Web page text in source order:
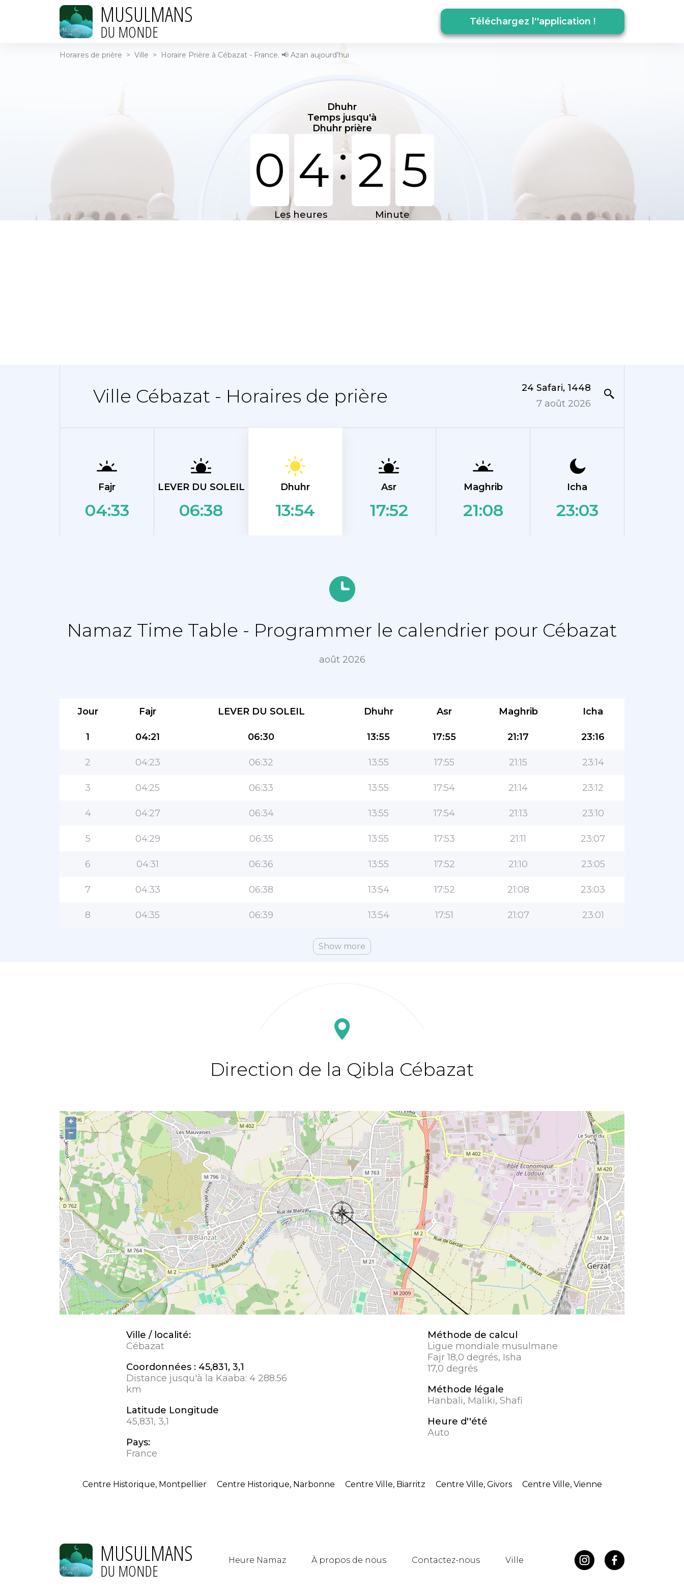
MUSULMANS
DU MONDE Téléchargez l''application !
Horaires de prière > Ville > Horaire Prière à Cébazat - France. 📢 Azan aujourd'hui
Dhuhr
Temps jusqu'à
Dhuhr prière
0 4:2 5
Les heures Minute
Ville Cébazat - Horaires de prière
24 Safari, 1448
7 août 2026
Fajr
04:33
LEVER DU SOLEIL
06:38
Dhuhr
13:54
Asr
17:52
Maghrib
21:08
Icha
23:03
Namaz Time Table - Programmer le calendrier pour Cébazat
août 2026
Jour Fajr LEVER DU SOLEIL Dhuhr Asr Maghrib Icha
1 04:21 06:30 13:55 17:55 21:17 23:16
2 04:23 06:32 13:55 17:55 21:15 23:14
3 04:25 06:33 13:55 17:54 21:14 23:12
4 04:27 06:34 13:55 17:54 21:13 23:10
5 04:29 06:35 13:55 17:53 21:11 23:07
6 04:31 06:36 13:55 17:52 21:10 23:05
7 04:33 06:38 13:54 17:52 21:08 23:03
8 04:35 06:39 13:54 17:51 21:07 23:01
Show more
Direction de la Qibla Cébazat
+
−
Ville / localité:
Cébazat
Coordonnées : 45,831, 3,1
Distance jusqu'à la Kaaba:4 288.56
km
Latitude Longitude
45,831, 3,1
Pays:
France
Méthode de calcul
Ligue mondiale musulmane
Fajr 18,0 degrés, Isha
17,0 degrés
Méthode légale
Hanbali, Maliki, Shafi
Heure d''été
Auto
Centre Historique, Montpellier Centre Historique, Narbonne Centre Ville, Biarritz Centre Ville, Givors Centre Ville, Vienne
MUSULMANS
DU MONDE Heure Namaz À propos de nous Contactez-nous Ville
L''application la plus populaire pour les
heures de prière les plus précises